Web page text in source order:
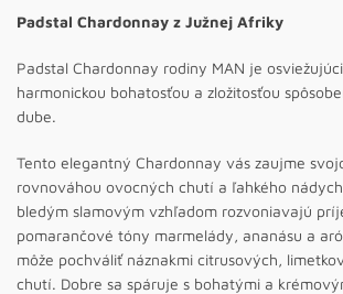
Padstal Chardonnay z Južnej Afriky
Padstal Chardonnay rodiny MAN je
harmonickou bohatosťou a zložitosťou
dube.
Tento elegantný Chardonnay vás zaujme
rovnováhou ovocných chutí a ľahkého
bledým slamovým vzhľadom rozvoniavajú
pomarančové tóny marmelády, ananásu a
môže pochváliť náznakmi citrusových,
chutí. Dobre sa spáruje s bohatými a